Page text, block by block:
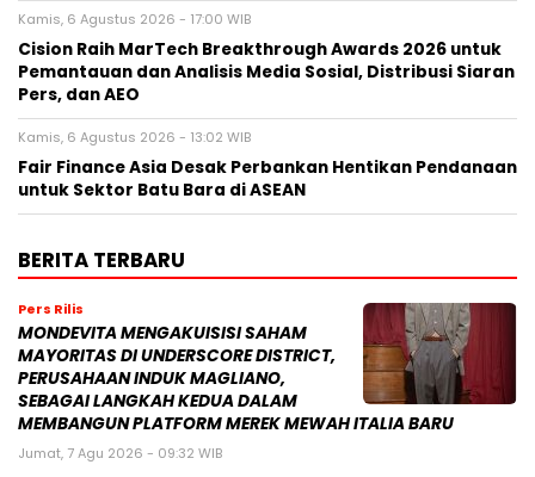
Kamis, 6 Agustus 2026 - 17:00 WIB
Cision Raih MarTech Breakthrough Awards 2026 untuk
Pemantauan dan Analisis Media Sosial, Distribusi Siaran
Pers, dan AEO
Kamis, 6 Agustus 2026 - 13:02 WIB
Fair Finance Asia Desak Perbankan Hentikan Pendanaan
untuk Sektor Batu Bara di ASEAN
BERITA TERBARU
Pers Rilis
MONDEVITA MENGAKUISISI SAHAM
MAYORITAS DI UNDERSCORE DISTRICT,
PERUSAHAAN INDUK MAGLIANO,
SEBAGAI LANGKAH KEDUA DALAM
MEMBANGUN PLATFORM MEREK MEWAH ITALIA BARU
Jumat, 7 Agu 2026 - 09:32 WIB